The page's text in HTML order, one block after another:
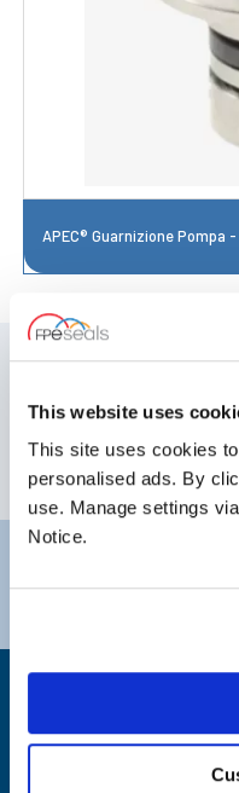
This website uses
This site uses cookies
personalised ads. By
use. Manage settings
Notice.
APEC® Guarnizione Pompa
ISCRIVITI ALLA
sulle ultime offerte speciali e
Telefono:+44 (0) 1325